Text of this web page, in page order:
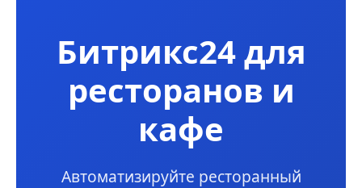
Битрикс24 для
ресторанов и
кафе
Автоматизируйте ресторанный